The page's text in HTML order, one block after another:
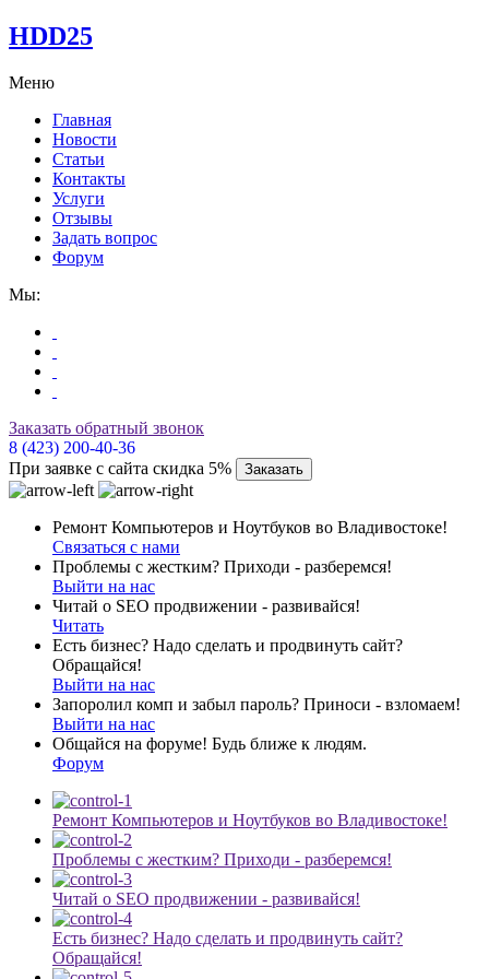
HDD25
Меню
Главная
Новости
Статьи
Контакты
Услуги
Отзывы
Задать вопрос
Форум
Мы:
Заказать обратный звонок
8 (423) 200-40-36
При заявке с сайта скидка 5%
Заказать
Ремонт Компьютеров и Ноутбуков во Владивостоке!
Связаться с нами
Проблемы с жестким? Приходи - разберемся!
Выйти на нас
Читай о SEO продвижении - развивайся!
Читать
Есть бизнес? Надо сделать и продвинуть сайт?
Обращайся!
Выйти на нас
Запоролил комп и забыл пароль? Приноси - взломаем!
Выйти на нас
Общайся на форуме! Будь ближе к людям.
Форум
Ремонт Компьютеров и Ноутбуков во Владивостоке!
Проблемы с жестким? Приходи - разберемся!
Читай о SEO продвижении - развивайся!
Есть бизнес? Надо сделать и продвинуть сайт?
Обращайся!